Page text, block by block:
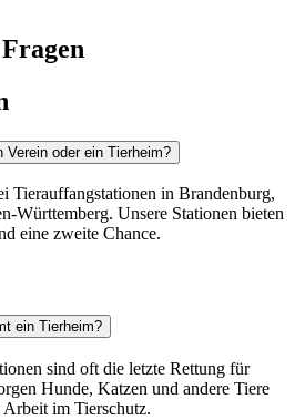
oder ein Tierheim?
Tierauffangstationen in Brandenburg,
Württemberg. Unsere Stationen bieten
eine zweite Chance.
ein Tierheim?
sind oft die letzte Rettung für
Hunde, Katzen und andere Tiere
im Tierschutz.